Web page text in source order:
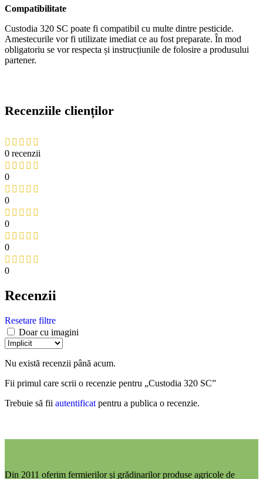
Compatibilitate
Custodia 320 SC poate fi compatibil cu multe dintre pesticide.
Amestecurile vor fi utilizate imediat ce au fost preparate. În mod
obligatoriu se vor respecta și instrucțiunile de folosire a produsului
partener.
Recenziile clienților
0 recenzii
0
0
0
0
0
Recenzii
Resetare filtre
Doar cu imagini
Nu există recenzii până acum.
Fii primul care scrii o recenzie pentru „Custodia 320 SC”
Trebuie să fii autentificat pentru a publica o recenzie.
Din 2011 oferim fermierilor și grădinarilor produse agricole de